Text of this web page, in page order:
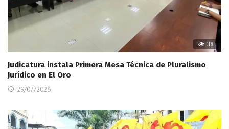
38
Judicatura instala Primera Mesa Técnica de Pluralismo
Jurídico en El Oro
29/07/2026